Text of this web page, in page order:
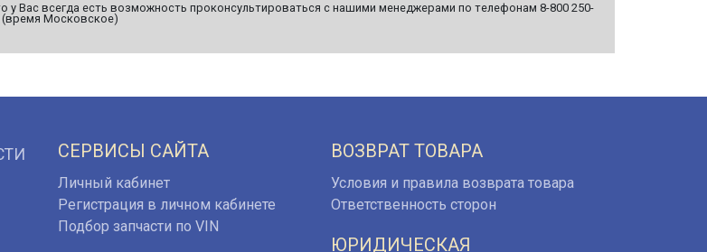
Вас всегда есть возможность проконсультироваться с нашими менеджерами по телефонам 8-800 250-
(время Московское)
СЕРВИСЫ САЙТА
Личный кабинет
Регистрация в личном кабинете
Подбор запчасти по VIN
ВОЗВРАТ ТОВАРА
Условия и правила возврата товара
Ответственность сторон
ЮРИДИЧЕСКАЯ